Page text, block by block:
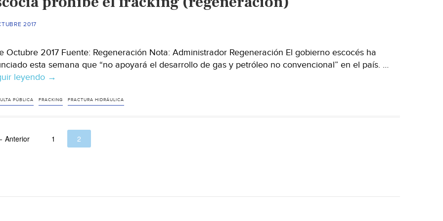
(Expansión)
2017
Octubre 2017 Fuente: Regeneración Nota: Administrador Regeneración El gobierno escocés ha
esta semana que “no apoyará el desarrollo de gas y petróleo no convencional” en el país. …
leyendo Escocia
el
→
PÚBLICA FRACKING FRACTURA HIDRÁULICA
Anterior 1 2